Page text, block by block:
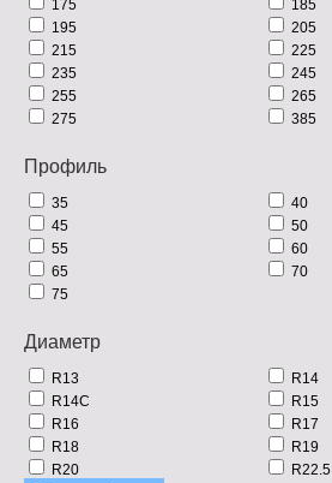
175
185
195
205
215
225
235
245
255
265
275
385
Профиль
35
40
45
50
55
60
65
70
75
Диаметр
R13
R14
R14C
R15
R16
R17
R18
R19
R20
R22.5